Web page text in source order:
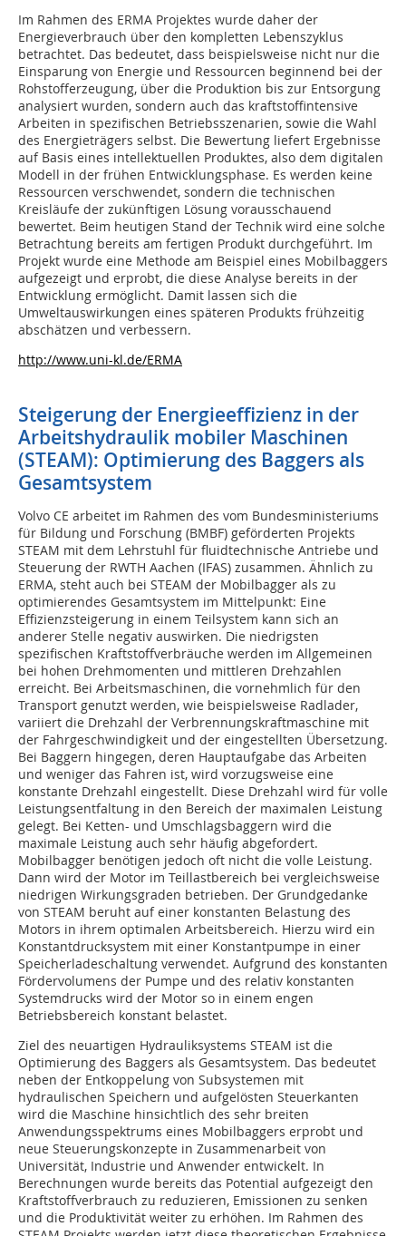
Im Rahmen des ERMA Projektes wurde daher der
Energieverbrauch über den kompletten Lebenszyklus
betrachtet. Das bedeutet, dass beispielsweise nicht nur die
Einsparung von Energie und Ressourcen beginnend bei der
Rohstofferzeugung, über die Produktion bis zur Entsorgung
analysiert wurden, sondern auch das kraftstoffintensive
Arbeiten in spezifischen Betriebsszenarien, sowie die Wahl
des Energieträgers selbst. Die Bewertung liefert Ergebnisse
auf Basis eines intellektuellen Produktes, also dem digitalen
Modell in der frühen Entwicklungsphase. Es werden keine
Ressourcen verschwendet, sondern die technischen
Kreisläufe der zukünftigen Lösung vorausschauend
bewertet. Beim heutigen Stand der Technik wird eine solche
Betrachtung bereits am fertigen Produkt durchgeführt. Im
Projekt wurde eine Methode am Beispiel eines Mobilbaggers
aufgezeigt und erprobt, die diese Analyse bereits in der
Entwicklung ermöglicht. Damit lassen sich die
Umweltauswirkungen eines späteren Produkts frühzeitig
abschätzen und verbessern.
http://www.uni-kl.de/ERMA
Steigerung der Energieeffizienz in der
Arbeitshydraulik mobiler Maschinen
(STEAM): Optimierung des Baggers als
Gesamtsystem
Volvo CE arbeitet im Rahmen des vom Bundesministeriums
für Bildung und Forschung (BMBF) geförderten Projekts
STEAM mit dem Lehrstuhl für fluidtechnische Antriebe und
Steuerung der RWTH Aachen (IFAS) zusammen. Ähnlich zu
ERMA, steht auch bei STEAM der Mobilbagger als zu
optimierendes Gesamtsystem im Mittelpunkt: Eine
Effizienzsteigerung in einem Teilsystem kann sich an
anderer Stelle negativ auswirken. Die niedrigsten
spezifischen Kraftstoffverbräuche werden im Allgemeinen
bei hohen Drehmomenten und mittleren Drehzahlen
erreicht. Bei Arbeitsmaschinen, die vornehmlich für den
Transport genutzt werden, wie beispielsweise Radlader,
variiert die Drehzahl der Verbrennungskraftmaschine mit
der Fahrgeschwindigkeit und der eingestellten Übersetzung.
Bei Baggern hingegen, deren Hauptaufgabe das Arbeiten
und weniger das Fahren ist, wird vorzugsweise eine
konstante Drehzahl eingestellt. Diese Drehzahl wird für volle
Leistungsentfaltung in den Bereich der maximalen Leistung
gelegt. Bei Ketten- und Umschlagsbaggern wird die
maximale Leistung auch sehr häufig abgefordert.
Mobilbagger benötigen jedoch oft nicht die volle Leistung.
Dann wird der Motor im Teillastbereich bei vergleichsweise
niedrigen Wirkungsgraden betrieben. Der Grundgedanke
von STEAM beruht auf einer konstanten Belastung des
Motors in ihrem optimalen Arbeitsbereich. Hierzu wird ein
Konstantdrucksystem mit einer Konstantpumpe in einer
Speicherladeschaltung verwendet. Aufgrund des konstanten
Fördervolumens der Pumpe und des relativ konstanten
Systemdrucks wird der Motor so in einem engen
Betriebsbereich konstant belastet.
Ziel des neuartigen Hydrauliksystems STEAM ist die
Optimierung des Baggers als Gesamtsystem. Das bedeutet
neben der Entkoppelung von Subsystemen mit
hydraulischen Speichern und aufgelösten Steuerkanten
wird die Maschine hinsichtlich des sehr breiten
Anwendungsspektrums eines Mobilbaggers erprobt und
neue Steuerungskonzepte in Zusammenarbeit von
Universität, Industrie und Anwender entwickelt. In
Berechnungen wurde bereits das Potential aufgezeigt den
Kraftstoffverbrauch zu reduzieren, Emissionen zu senken
und die Produktivität weiter zu erhöhen. Im Rahmen des